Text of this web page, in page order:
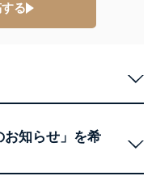
利用目的
・嗜好に
る
お知らせ」を希